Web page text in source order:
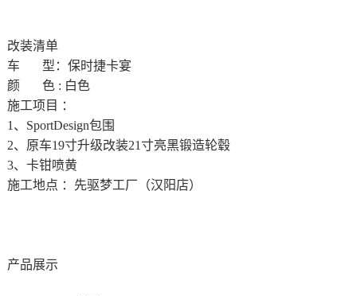
改装清单
车 型：保时捷卡宴
颜 色 : 白色
施工项目 ：
1、SportDesign包围
2、原车19寸升级改装21寸亮黑锻造轮毂
3、卡钳喷黄
施工地点 ：先驱梦工厂（汉阳店）
产品展示